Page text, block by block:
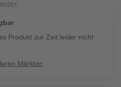
Produkt zur Zeit leider nicht
Märkten